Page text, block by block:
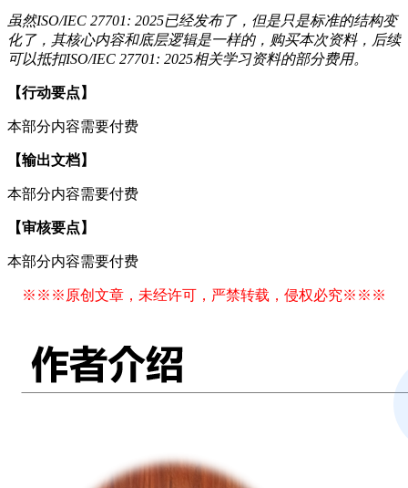
虽然ISO/IEC 27701: 2025已经发布了，但是只是标准的结构变
化了，其核心内容和底层逻辑是一样的，购买本次资料，后续
可以抵扣ISO/IEC 27701: 2025相关学习资料的部分费用。
【行动要点】
本部分内容需要付费
【输出文档】
本部分内容需要付费
【审核要点】
本部分内容需要付费
※※※原创文章，未经许可，严禁转载，侵权必究※※※